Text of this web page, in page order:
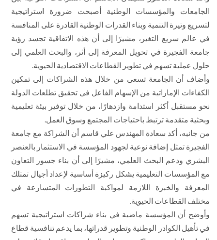
الجامعات والمؤسسات الوطنية أصبحت ضرورة استراتيجية
لتسريع وتيرة التنمية وبناء القدرات الوطنية القادرة على المنافسة
في عالم سريع التغير، مشيرًا إلى أن هذه الاتفاقية تجسد رؤية
جامعة الفجيرة في تحويل المعرفة إلى أثر، والبحث العلمي إلى
حلول عملية تسهم في تطوير القطاعات الاقتصادية الحيوية.
وأضاف أن الجامعة تسعى من خلال هذه الشراكات إلى تمكين
الكفاءات الإماراتية من الإسهام الفاعل في تحقيق تطلعات الدولة
نحو مستقبل أكثر استدامة وازدهارًا، من خلال توفير بيئة تعليمية
وبحثية متقدمة ترتبط باحتياجات المجتمع وسوق العمل.
من جانبه، أكد سعادة المهندس علي قاسم أن الشراكة مع جامعة
الفجيرة تمثل إضافة نوعية لجهود المؤسسة في الاستثمار بالعنصر
البشري ودعم البحث العلمي، مشيرًا إلى أن بناء جسور التعاون
مع المؤسسات التعليمية يشكل ركيزة أساسية لإعداد أجيال تمتلك
المعرفة والخبرة اللازمة لمواكبة التطورات المتسارعة في
مختلف القطاعات الحيوية.
وأوضح أن المؤسسة ماضية في بناء شراكات استراتيجية تسهم
في تأهيل الكوادر الوطنية وتطوير قدراتها، بما يدعم تنافسية قطاع